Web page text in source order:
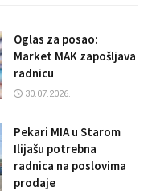
Oglas za posao:
Market MAK zapošljava
radnicu
30.07.2026.
Pekari MIA u Starom
Ilijašu potrebna
radnica na poslovima
prodaje